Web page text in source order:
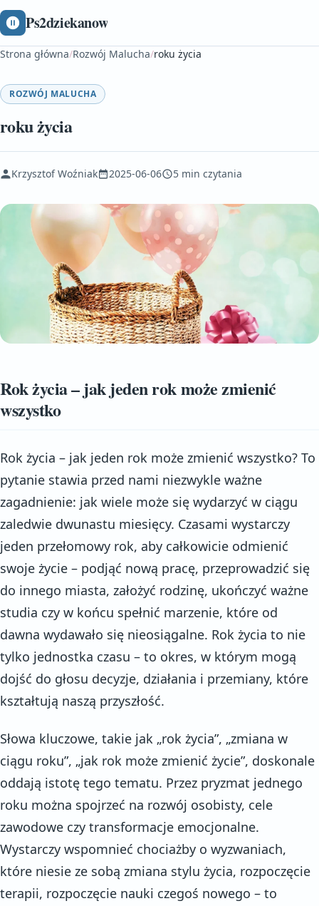
Ps2dziekanow
Strona główna/Rozwój Malucha/roku życia
ROZWÓJ MALUCHA
roku życia
Krzysztof Woźniak 2025-06-06 5 min czytania
Rok życia – jak jeden rok może zmienić
wszystko
Rok życia – jak jeden rok może zmienić wszystko? To
pytanie stawia przed nami niezwykle ważne
zagadnienie: jak wiele może się wydarzyć w ciągu
zaledwie dwunastu miesięcy. Czasami wystarczy
jeden przełomowy rok, aby całkowicie odmienić
swoje życie – podjąć nową pracę, przeprowadzić się
do innego miasta, założyć rodzinę, ukończyć ważne
studia czy w końcu spełnić marzenie, które od
dawna wydawało się nieosiągalne. Rok życia to nie
tylko jednostka czasu – to okres, w którym mogą
dojść do głosu decyzje, działania i przemiany, które
kształtują naszą przyszłość.
Słowa kluczowe, takie jak „rok życia”, „zmiana w
ciągu roku”, „jak rok może zmienić życie”, doskonale
oddają istotę tego tematu. Przez pryzmat jednego
roku można spojrzeć na rozwój osobisty, cele
zawodowe czy transformacje emocjonalne.
Wystarczy wspomnieć chociażby o wyzwaniach,
które niesie ze sobą zmiana stylu życia, rozpoczęcie
terapii, rozpoczęcie nauki czegoś nowego – to